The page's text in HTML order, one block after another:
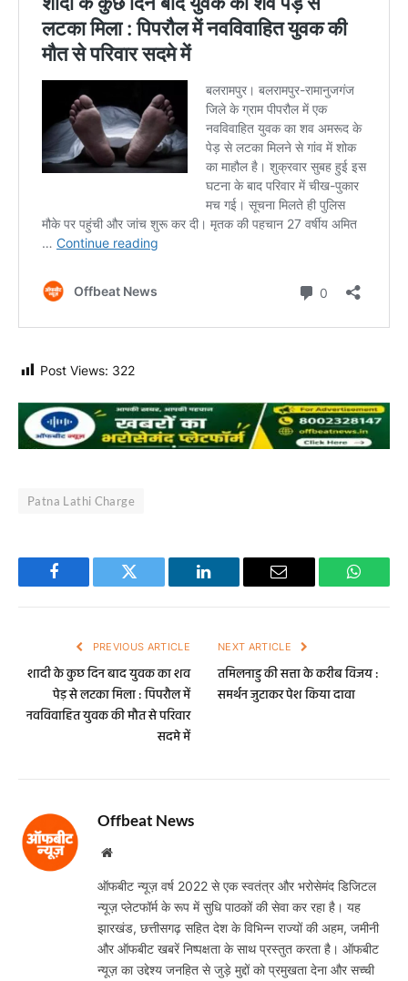
Post Views: 322
Patna Lathi Charge
Facebook Twitter LinkedIn Email
PREVIOUS ARTICLE
शादी के कुछ दिन बाद युवक का शव
पेड़ से लटका मिला : पिपरौल में
नवविवाहित युवक की मौत से परिवार
सदमे में
NEXT ARTICLE
तमिलनाडु की सत्ता के करीब विजय :
समर्थन जुटाकर पेश किया दावा
Offbeat News
Website
ऑफबीट न्यूज़ वर्ष 2022 से एक स्वतंत्र और भरोसेमंद डिजिटल
न्यूज़ प्लेटफॉर्म के रूप में सुधि पाठकों की सेवा कर रहा है। यह
झारखंड, छत्तीसगढ़ सहित देश के विभिन्न राज्यों की अहम, जमीनी
और ऑफबीट खबरें निष्पक्षता के साथ प्रस्तुत करता है। ऑफबीट
न्यूज़ का उद्देश्य जनहित से जुड़े मुद्दों को प्रमुखता देना और सच्ची